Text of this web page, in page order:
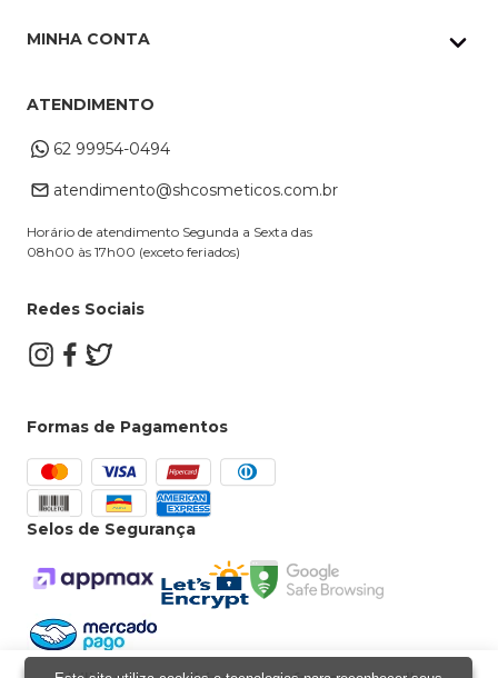
Pedidos Whatsapp
Cupons
Troca e Devoluções
Dúvidas Frequentes
MINHA CONTA
Alterar Cadastro
ATENDIMENTO
62 99954-0494
atendimento@shcosmeticos.com.br
Horário de atendimento Segunda a Sexta das
08h00 às 17h00 (exceto feriados)
Redes Sociais
Formas de Pagamentos
Selos de Segurança